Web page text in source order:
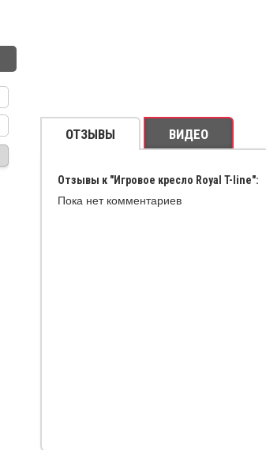
ОТЗЫВЫ ВИДЕО
Отзывы к "Игровое кресло Royal T-line":
Пока нет комментариев